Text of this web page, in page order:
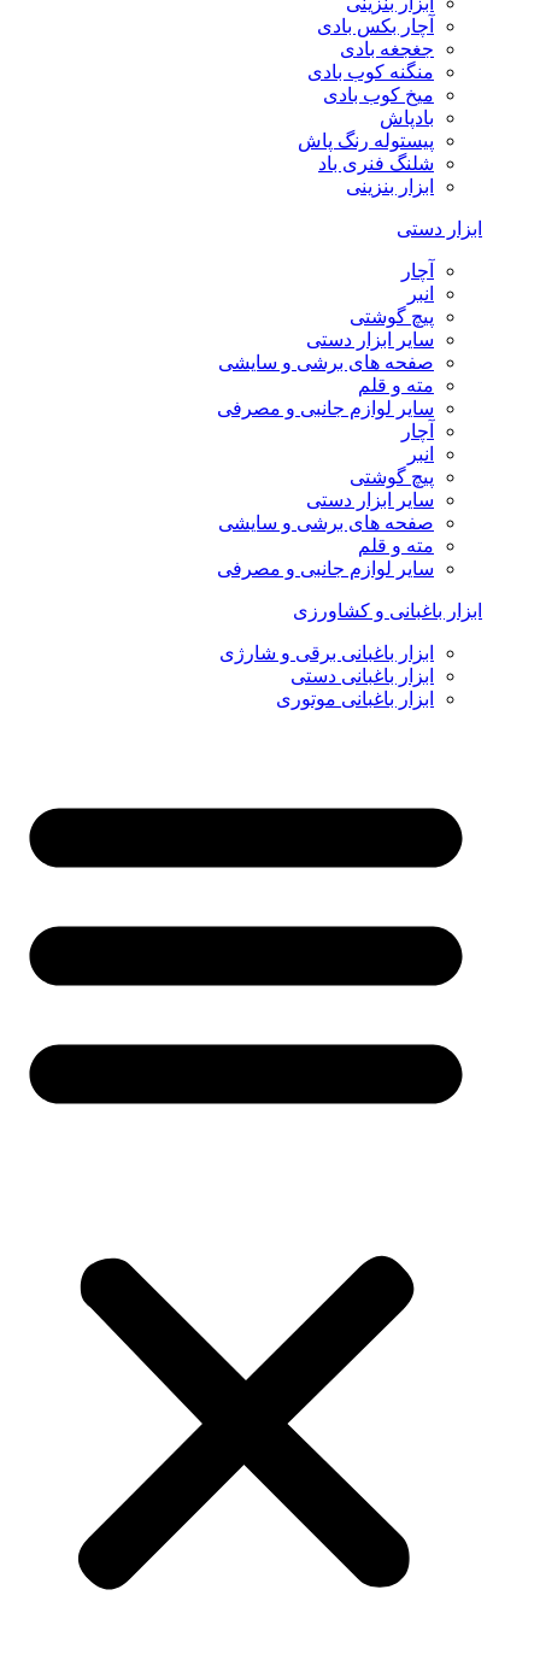
آچار بکس بادی
جغجغه بادی
منگنه کوب بادی
میخ کوب بادی
بادپاش
پیستوله رنگ پاش
شلنگ فنری باد
ابزار بنزینی
ابزار دستی
آچار
انبر
پیچ گوشتی
سایر ابزار دستی
صفحه های برشی و سایشی
مته و قلم
سایر لوازم جانبی و مصرفی
آچار
انبر
پیچ گوشتی
سایر ابزار دستی
صفحه های برشی و سایشی
مته و قلم
سایر لوازم جانبی و مصرفی
ابزار باغبانی و کشاورزی
ابزار باغبانی برقی و شارژی
ابزار باغبانی دستی
ابزار باغبانی موتوری